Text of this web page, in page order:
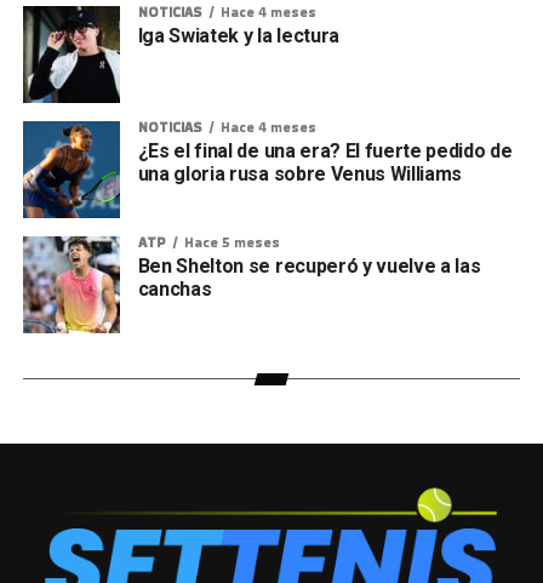
NOTICIAS Hace 4 meses
Iga Swiatek y la lectura
NOTICIAS Hace 4 meses
¿Es el final de una era? El fuerte pedido de
una gloria rusa sobre Venus Williams
ATP Hace 5 meses
Ben Shelton se recuperó y vuelve a las
canchas